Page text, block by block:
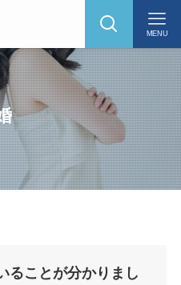
MENU
ることが分かりまし